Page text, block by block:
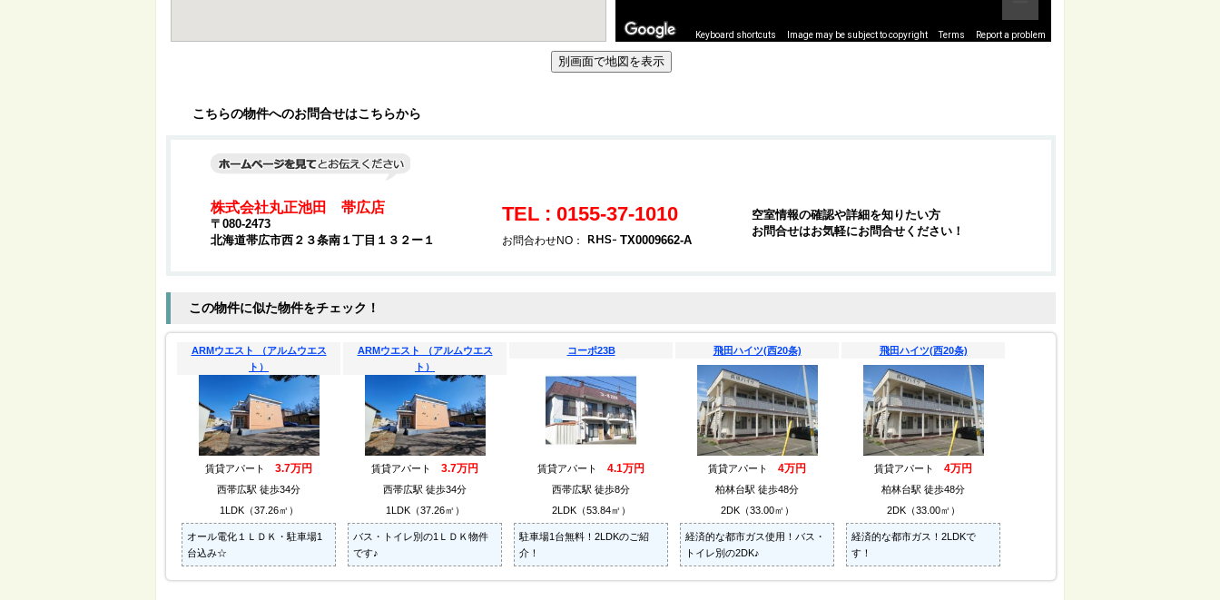
Keyboard shortcuts Image may be subject to copyright Terms Report a problem
こちらの物件へのお問合せはこちらから
株式会社丸正池田 帯広店
〒080-2473
北海道帯広市西２３条南１丁目１３２ー１
TEL : 0155-37-1010
お問合わせNO： TX0009662-A
空室情報の確認や詳細を知りたい方
お問合せはお気軽にお問合せください！
この物件に似た物件をチェック！
ARMウエスト （アルムウエス
ト）
賃貸アパート 3.7万円
西帯広駅 徒歩34分
1LDK（37.26㎡）
オール電化１ＬＤＫ・駐車場1
台込み☆
ARMウエスト （アルムウエス
ト）
賃貸アパート 3.7万円
西帯広駅 徒歩34分
1LDK（37.26㎡）
バス・トイレ別の1ＬＤＫ物件
です♪
コーポ23B
賃貸アパート 4.1万円
西帯広駅 徒歩8分
2LDK（53.84㎡）
駐車場1台無料！2LDKのご紹
介！
飛田ハイツ(西20条)
賃貸アパート 4万円
柏林台駅 徒歩48分
2DK（33.00㎡）
経済的な都市ガス使用！バス・
トイレ別の2DK♪
飛田ハイツ(西20条)
賃貸アパート 4万円
柏林台駅 徒歩48分
2DK（33.00㎡）
経済的な都市ガス！2LDKで
す！